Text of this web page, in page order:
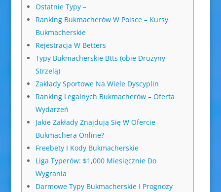
Ostatnie Typy –
Ranking Bukmacherów W Polsce – Kursy
Bukmacherskie
Rejestracja W Betters
Typy Bukmacherskie Btts (obie Drużyny
Strzelą)
Zakłady Sportowe Na Wiele Dyscyplin
Ranking Legalnych Bukmacherów – Oferta
Wydarzeń
Jakie Zakłady Znajdują Się W Ofercie
Bukmachera Online?
Freebety I Kody Bukmacherskie
Liga Typerów: $1,000 Miesięcznie Do
Wygrania
Darmowe Typy Bukmacherskie I Prognozy